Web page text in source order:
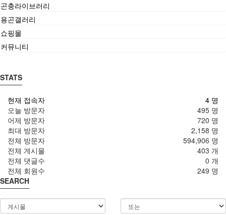
곤충라이브러리
용곤갤러리
쇼핑몰
커뮤니티
STATS
4 명
현재 접속자
495 명
오늘 방문자
720 명
어제 방문자
2,158 명
최대 방문자
594,906 명
전체 방문자
403 개
전체 게시물
0 개
전체 댓글수
249 명
전체 회원수
SEARCH